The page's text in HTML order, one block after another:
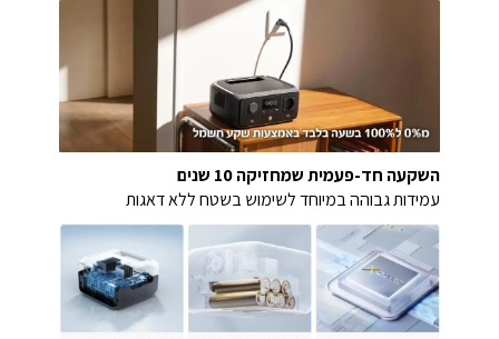
השקעה חד-פעמית שמחזיקה 10 שנים
עמידות גבוהה במיוחד לשימוש בשטח ללא דאגות